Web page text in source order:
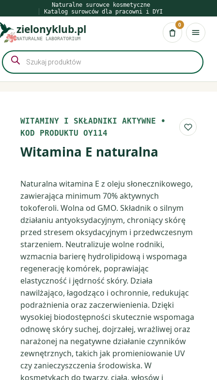
do
treści
Naturalne surowce kosmetyczne
Katalog surowców dla pracowni i DYI
zielonyklub.pl
NATURALNE LABORATORIUM Koszyk
0
Wyszukiwarka
produktów
WITAMINY I SKŁADNIKI AKTYWNE •
KOD PRODUKTU OY114
Do
Witamina E naturalna
Naturalna witamina E z oleju słonecznikowego,
zawierająca minimum 70% aktywnych
tokoferoli. Wolna od GMO. Składnik o silnym
działaniu antyoksydacyjnym, chroniący skórę
przed stresem oksydacyjnym i przedwczesnym
starzeniem. Neutralizuje wolne rodniki,
wzmacnia barierę hydrolipidową i wspomaga
regenerację komórek, poprawiając
elastyczność i jędrność skóry. Działa
nawilżająco, łagodząco i ochronnie, redukując
podrażnienia oraz zaczerwienienia. Dzięki
wysokiej biodostępności skutecznie wspomaga
odnowę skóry suchej, dojrzałej, wrażliwej oraz
narażonej na negatywne działanie czynników
zewnętrznych, takich jak promieniowanie UV
czy zanieczyszczenia środowiska. W
kosmetykach do twarzy, ciała, włosów i